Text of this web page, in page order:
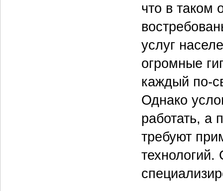
что в таком
услуг
огромные
каждый по-
Однако
работать, а
требуют